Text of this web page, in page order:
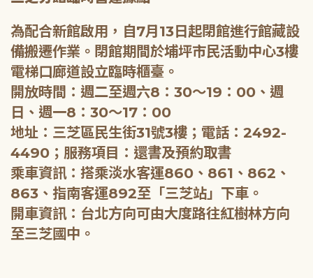
為配合新館啟用，自7月13日起閉館進行館藏設
備搬遷作業。閉館期間於埔坪市民活動中心3樓
電梯口廊道設立臨時櫃臺。
開放時間：週二至週六8：30～19：00、週
日、週一8：30～17：00
地址：三芝區民生街31號3樓；電話：2492-
4490；服務項目：還書及預約取書
乘車資訊：搭乘淡水客運860、861、862、
863、指南客運892至「三芝站」下車。
開車資訊：台北方向可由大度路往紅樹林方向
至三芝國中。